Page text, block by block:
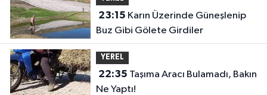
23:15
Buz Gibi Gölete Girdiler
YEREL
22:35
Ne Yaptı!